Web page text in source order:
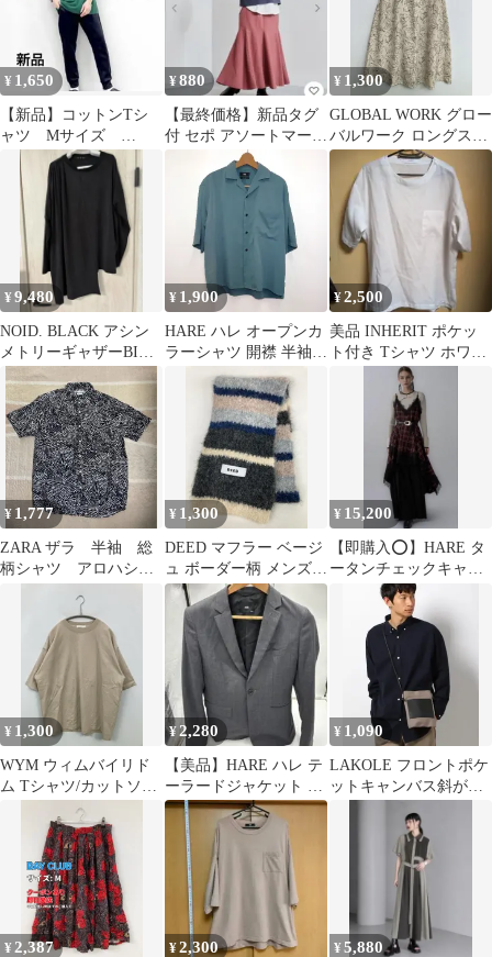
¥ 1,650
【新品】コットンTシ
ャツ Mサイズ
GLOBAL WORK
¥880
【最終価格】新品タグ
付 セポ アソートマーメ
イドスカート
¥ 1,300
GLOBAL WORK グロー
バルワーク ロングスカ
ート M ベージュ レデ
ィース
¥9,480
NOID. BLACK アシン
メトリーギャザーBIG-
PO 人気
¥ 1,900
HARE ハレ オープンカ
ラーシャツ 開襟 半袖
サテン カジュアル ブル
ーグレー Mサイズ □〇
¥2,500
美品 INHERIT ポケッ
ト付き Tシャツ ホワイ
¥ 1,777
ZARA ザラ 半袖 総
柄シャツ アロハシャ
ZARA MAN
¥ 1,300
DEED マフラー ベージ
ュ ボーダー柄 メンズ
レディース
¥ 15,200
【即購入⭕️】HARE タ
ータンチェックキャミ
ワンピース レッド 赤
¥ 1,300
WYM ウィムバイリド
ム Tシャツ/カットソー
M ベージュ 無地 ミド
ル丈 半袖 クルーネック
(丸首) メンズ レディー
¥2,280
【美品】HARE ハレ テ
ーラードジャケット グ
レー Sサイズ
¥ 1,090
LAKOLE フロントポケ
ットキャンバス斜がけ
¥ 2,387 ¥2,300 ¥5,880